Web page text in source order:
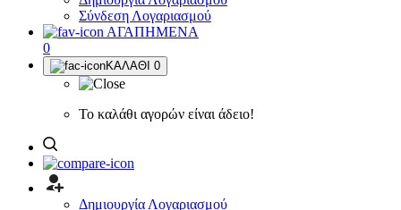
Σύνδεση Λογαριασμού
ΑΓΑΠΗΜΕΝΑ
0
ΚΑΛΑΘΙ 0
Το καλάθι αγορών είναι άδειο!
Δημιουργία Λογαριασμού